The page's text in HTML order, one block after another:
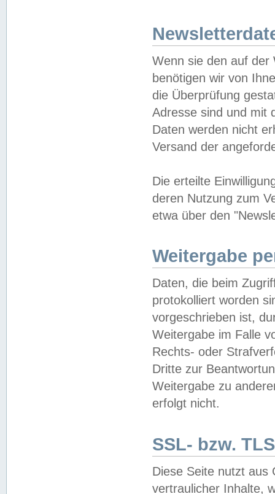
Wenn sie den auf der
benötigen wir von
die Überprüfung
Adresse sind und mit
Daten werden nicht
Versand der
Die erteilte
deren Nutzung zum
etwa über den
Weitergabe
Daten, die beim
protokolliert worden
vorgeschrieben ist,
Weitergabe im Falle
Rechts- oder
Dritte zur
Weitergabe zu
erfolgt nicht.
SSL- bzw.
Diese Seite nutzt aus
vertraulicher Inhalte,